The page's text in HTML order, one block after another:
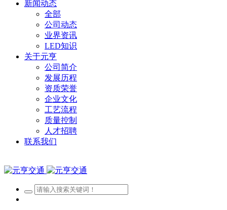
新闻动态
全部
公司动态
业界资讯
LED知识
关于元亨
公司简介
发展历程
资质荣誉
企业文化
工艺流程
质量控制
人才招聘
联系我们